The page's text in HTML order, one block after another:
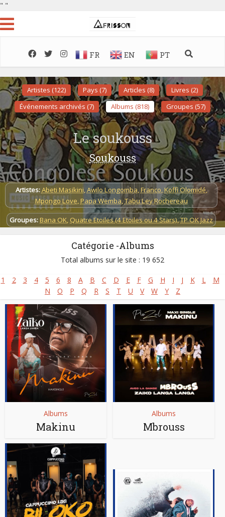
" "
FR EN PT
Artistes (122) Pays (7) Articles (8)
Livres (2)
Événements archivés (7)
Albums (818) Groupes (57)
Le soukouss
Soukouss
Artistes:Abeti Masikini,Awilo Longomba,Franco,Koffi Olomidé,
Mpongo Love, Papa Wemba,Tabu Ley Rochereau
Groupes: Bana OK, Quatre Etoiles (4 Etoiles ou 4 Stars),TP OK Jazz
Catégorie -Albums
Total albums sur le site : 19 652
1 2 3 4 5 6 8 A B C D E F G H I J K L
M
N
O P Q R S T U V W Y Z
Albums
Makinu
Albums
Mbrouss